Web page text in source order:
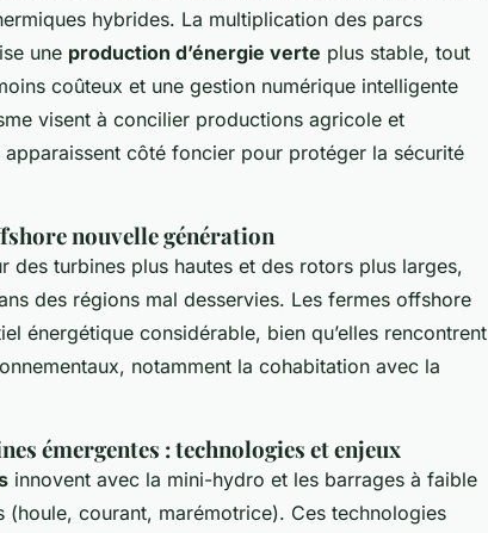
hybrides. La multiplication des parcs
une production d’énergie verte plus stable, tout
coûteux et une gestion numérique intelligente
visent à concilier productions agricole et
côté foncier pour protéger la sécurité
nouvelle génération
des turbines plus hautes et des rotors plus larges,
des régions mal desservies. Les fermes offshore
énergétique considérable, bien qu’elles rencontrent
notamment la cohabitation avec la
émergentes : technologies et enjeux
innovent avec la mini-hydro et les barrages à faible
courant, marémotrice). Ces technologies